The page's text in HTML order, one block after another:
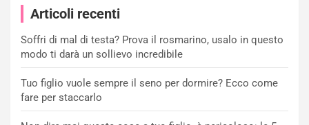
Articoli recenti
Soffri di mal di testa? Prova il rosmarino, usalo in questo
modo ti darà un sollievo incredibile
Tuo figlio vuole sempre il seno per dormire? Ecco come
fare per staccarlo